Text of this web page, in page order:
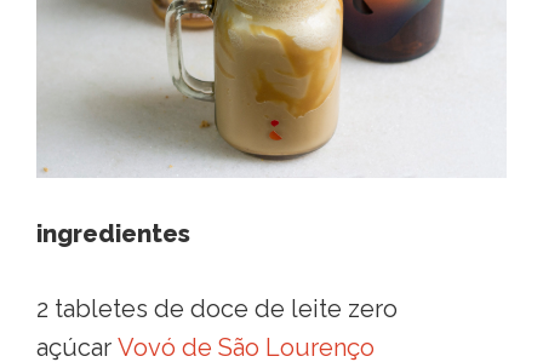
ingredientes
2 tabletes de doce de leite zero
açúcar Vovó de São Lourenço